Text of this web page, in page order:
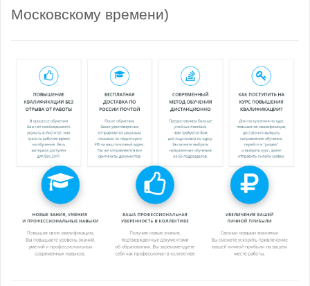
Московскому времени)